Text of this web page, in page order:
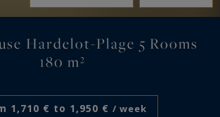
Hardelot-Plage 5 Rooms
180 m²
1,710 € to 1,950 € / week